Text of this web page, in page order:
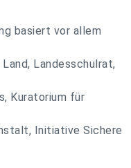
basiert vor allem
Landesschulrat,
Kuratorium für
Initiative Sichere